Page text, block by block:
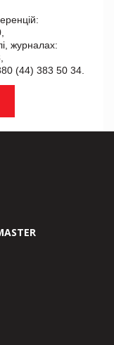
журналах:
(44) 383 50 34.